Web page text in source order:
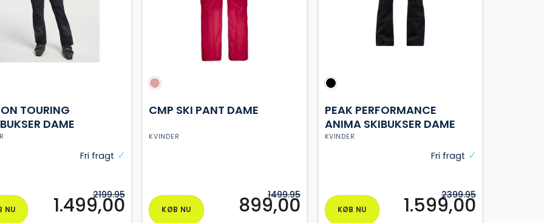
TOURING
DAME
Fri fragt
NU
2199.95
1.499,00
KVINDER
CMP SKI PANT DAME
KØB NU
Dette
1499.95
899,00
KVINDER
PEAK PERFORMANCE
ANIMA SKIBUKSER DAME
Fri fragt
KØB NU
Dette
2399.95
1.599,00